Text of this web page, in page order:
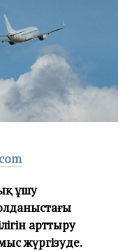
ұшу
арттыру
жүргізуде.